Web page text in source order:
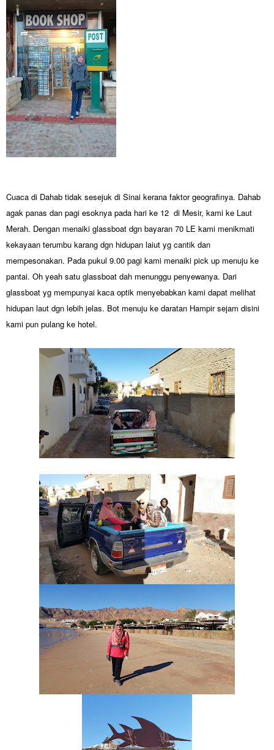
Cuaca di Dahab tidak sesejuk di Sinai kerana faktor geografinya. Dahab
agak panas dan pagi esoknya pada hari ke 12 di Mesir, kami ke Laut
Merah. Dengan menaiki glassboat dgn bayaran 70 LE kami menikmati
kekayaan terumbu karang dgn hidupan laiut yg cantik dan
mempesonakan. Pada pukul 9.00 pagi kami menaiki pick up menuju ke
pantai. Oh yeah satu glassboat dah menunggu penyewanya. Dari
glassboat yg mempunyai kaca optik menyebabkan kami dapat melihat
hidupan laut dgn lebih jelas. Bot menuju ke daratan Hampir sejam disini
kami pun pulang ke hotel.